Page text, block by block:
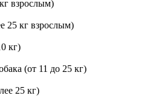
взрослым)
25 кг взрослым)
кг)
(от 11 до 25 кг)
25 кг)